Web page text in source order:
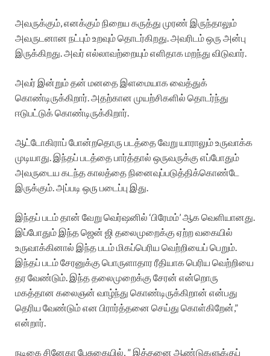
அவருக்கும், எனக்கும் நிறைய கருத்து முரண் இருந்தாலும்
அவருடனான நட்பும் உறவும் தொடர்கிறது. அவரிடம் ஒரு அன்பு
இருக்கிறது. அவர் எல்லாவற்றையும் எளிதாக மறந்து விடுவார்.
அவர் இன்றும் தன் மனதை இளமையாக வைத்துக்
கொண்டிருக்கிறார். அதற்கான முயற்சிகளில் தொடர்ந்து
ஈடுபட்டுக் கொண்டிருக்கிறார்.
ஆட்டோகிராப் போன்றதொரு படத்தை வேறு யாராலும் உருவாக்க
முடியாது. இந்தப் படத்தை பார்த்தால் ஒருவருக்கு எப்போதும்
அவருடைய கடந்த காலத்தை நினைவுப்படுத்திக்கொண்டே
இருக்கும். அப்படி ஒரு படைப்பு இது.
இந்தப் படம் தான் வேறு வெர்ஷனில் ‘பிரேமம்’ ஆக வெளியானது.
இப்போதும் இந்த ஜென் ஜி தலைமுறைக்கு ஏற்ற வகையில்
உருவாக்கினால் இந்த படம் மிகப்பெரிய வெற்றியைப் பெறும்.
இந்தப் படம் சேரனுக்கு பொருளாதார ரீதியாக பெரிய வெற்றியை
தர வேண்டும். இந்த தலைமுறைக்கு சேரன் என்றொரு
மகத்தான கலைஞன் வாழ்ந்து கொண்டிருக்கிறான் என்பது
தெரிய வேண்டும் என பிரார்த்தனை செய்து கொள்கிறேன்,”
என்றார்.
நடிகை சினேகா பேசுகையில், ” இத்தனை ஆண்டுகளுக்குப்